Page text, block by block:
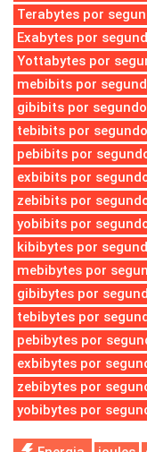
Terabytes por
Exabytes por
Yottabytes por
mebibits por
gibibits por
tebibits por
pebibits por
exbibits por
zebibits por
yobibits por
kibibytes por
mebibytes por
gibibytes por
tebibytes por
pebibytes por
exbibytes por
zebibytes por
yobibytes por